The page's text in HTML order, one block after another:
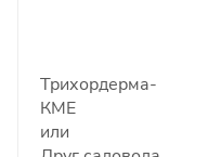
Трихордерма-
КМЕ
или